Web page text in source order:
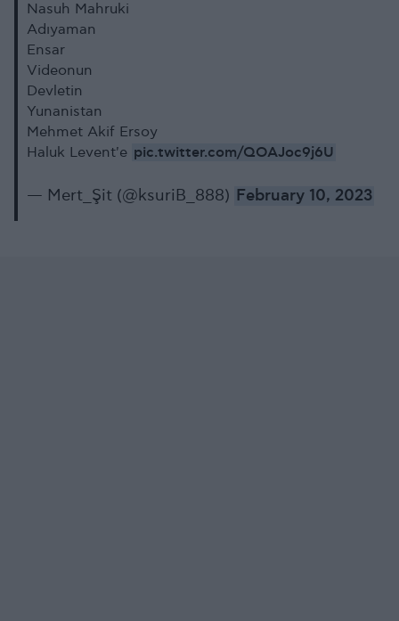
Nasuh Mahruki
Adıyaman
Ensar
Videonun
Devletin
Yunanistan
Mehmet Akif Ersoy
Haluk Levent'e pic.twitter.com/QOAJoc9j6U
— Mert_Şit (@ksuriB_888) February 10, 2023